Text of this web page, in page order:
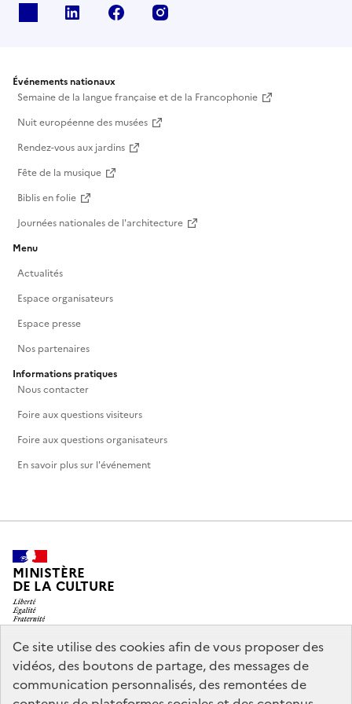
Ce site utilise des cookies afin de vous proposer des
vidéos, des boutons de partage, des messages de
communication personnalisés, des remontées de
Linkedin Facebook
Événements nationaux
Semaine de la langue française et de la Francophonie
Nuit européenne des musées
Rendez-vous aux jardins
Fête de la musique
Biblis en folie
Journées nationales de l'architecture
Menu
Actualités
Espace organisateurs
Espace presse
Nos partenaires
Informations pratiques
Nous contacter
Foire aux questions visiteurs
Foire aux questions organisateurs
En savoir plus sur l'événement
MINISTÈRE
DE LA CULTURE
legifrance.gouv.fr
info.gouv.fr